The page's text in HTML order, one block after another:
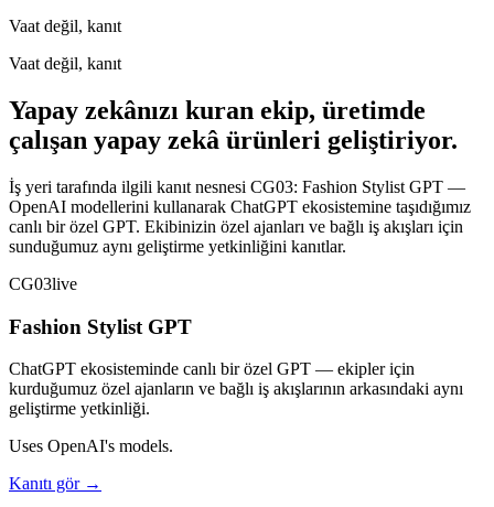
Vaat değil, kanıt
Vaat değil, kanıt
Yapay zekânızı kuran ekip, üretimde
çalışan yapay zekâ ürünleri geliştiriyor.
İş yeri tarafında ilgili kanıt nesnesi CG03: Fashion Stylist GPT —
OpenAI modellerini kullanarak ChatGPT ekosistemine taşıdığımız
canlı bir özel GPT. Ekibinizin özel ajanları ve bağlı iş akışları için
sunduğumuz aynı geliştirme yetkinliğini kanıtlar.
CG03live
Fashion Stylist GPT
ChatGPT ekosisteminde canlı bir özel GPT — ekipler için
kurduğumuz özel ajanların ve bağlı iş akışlarının arkasındaki aynı
geliştirme yetkinliği.
Uses OpenAI's models.
Kanıtı gör →